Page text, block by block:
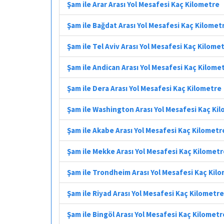
Şam ile Arar Arası Yol Mesafesi Kaç Kilometre
Şam ile Bağdat Arası Yol Mesafesi Kaç
Şam ile Tel Aviv Arası Yol Mesafesi Kaç
Şam ile Andican Arası Yol Mesafesi Kaç
Şam ile Dera Arası Yol Mesafesi Kaç Kilometre
Şam ile Washington Arası Yol Mesafesi Kaç
Şam ile Akabe Arası Yol Mesafesi Kaç
Şam ile Mekke Arası Yol Mesafesi Kaç
Şam ile Trondheim Arası Yol Mesafesi Kaç
Şam ile Riyad Arası Yol Mesafesi Kaç Kilometre
Şam ile Bingöl Arası Yol Mesafesi Kaç